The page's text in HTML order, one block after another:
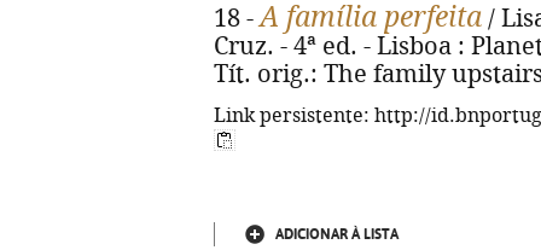
18 -A família perfeita /
Cruz. - 4ª ed. - Lisboa :
Tít. orig.: The family
Link persistente: http://
ADICIONAR À LISTA